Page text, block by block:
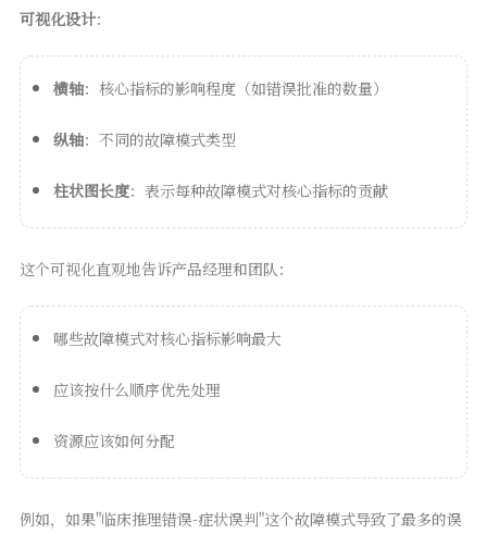
可视化设计：
横轴：核心指标的影响程度（如错误批准的数量）
纵轴：不同的故障模式类型
柱状图长度：表示每种故障模式对核心指标的贡献
这个可视化直观地告诉产品经理和团队：
哪些故障模式对核心指标影响最大
应该按什么顺序优先处理
资源应该如何分配
例如，如果"临床推理错误-症状误判"这个故障模式导致了最多的误